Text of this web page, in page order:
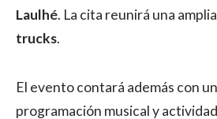
Laulhé. La cita reunirá una
trucks.
El evento contará además con
programación musical y